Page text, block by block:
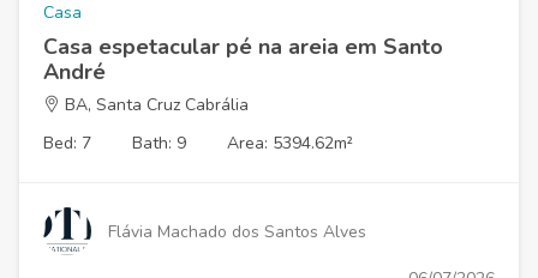
Casa
Casa espetacular pé na areia em Santo
André
BA, Santa Cruz Cabrália
Bed: 7
Bath: 9 Area: 5394.62m²
Flávia Machado dos Santos Alves